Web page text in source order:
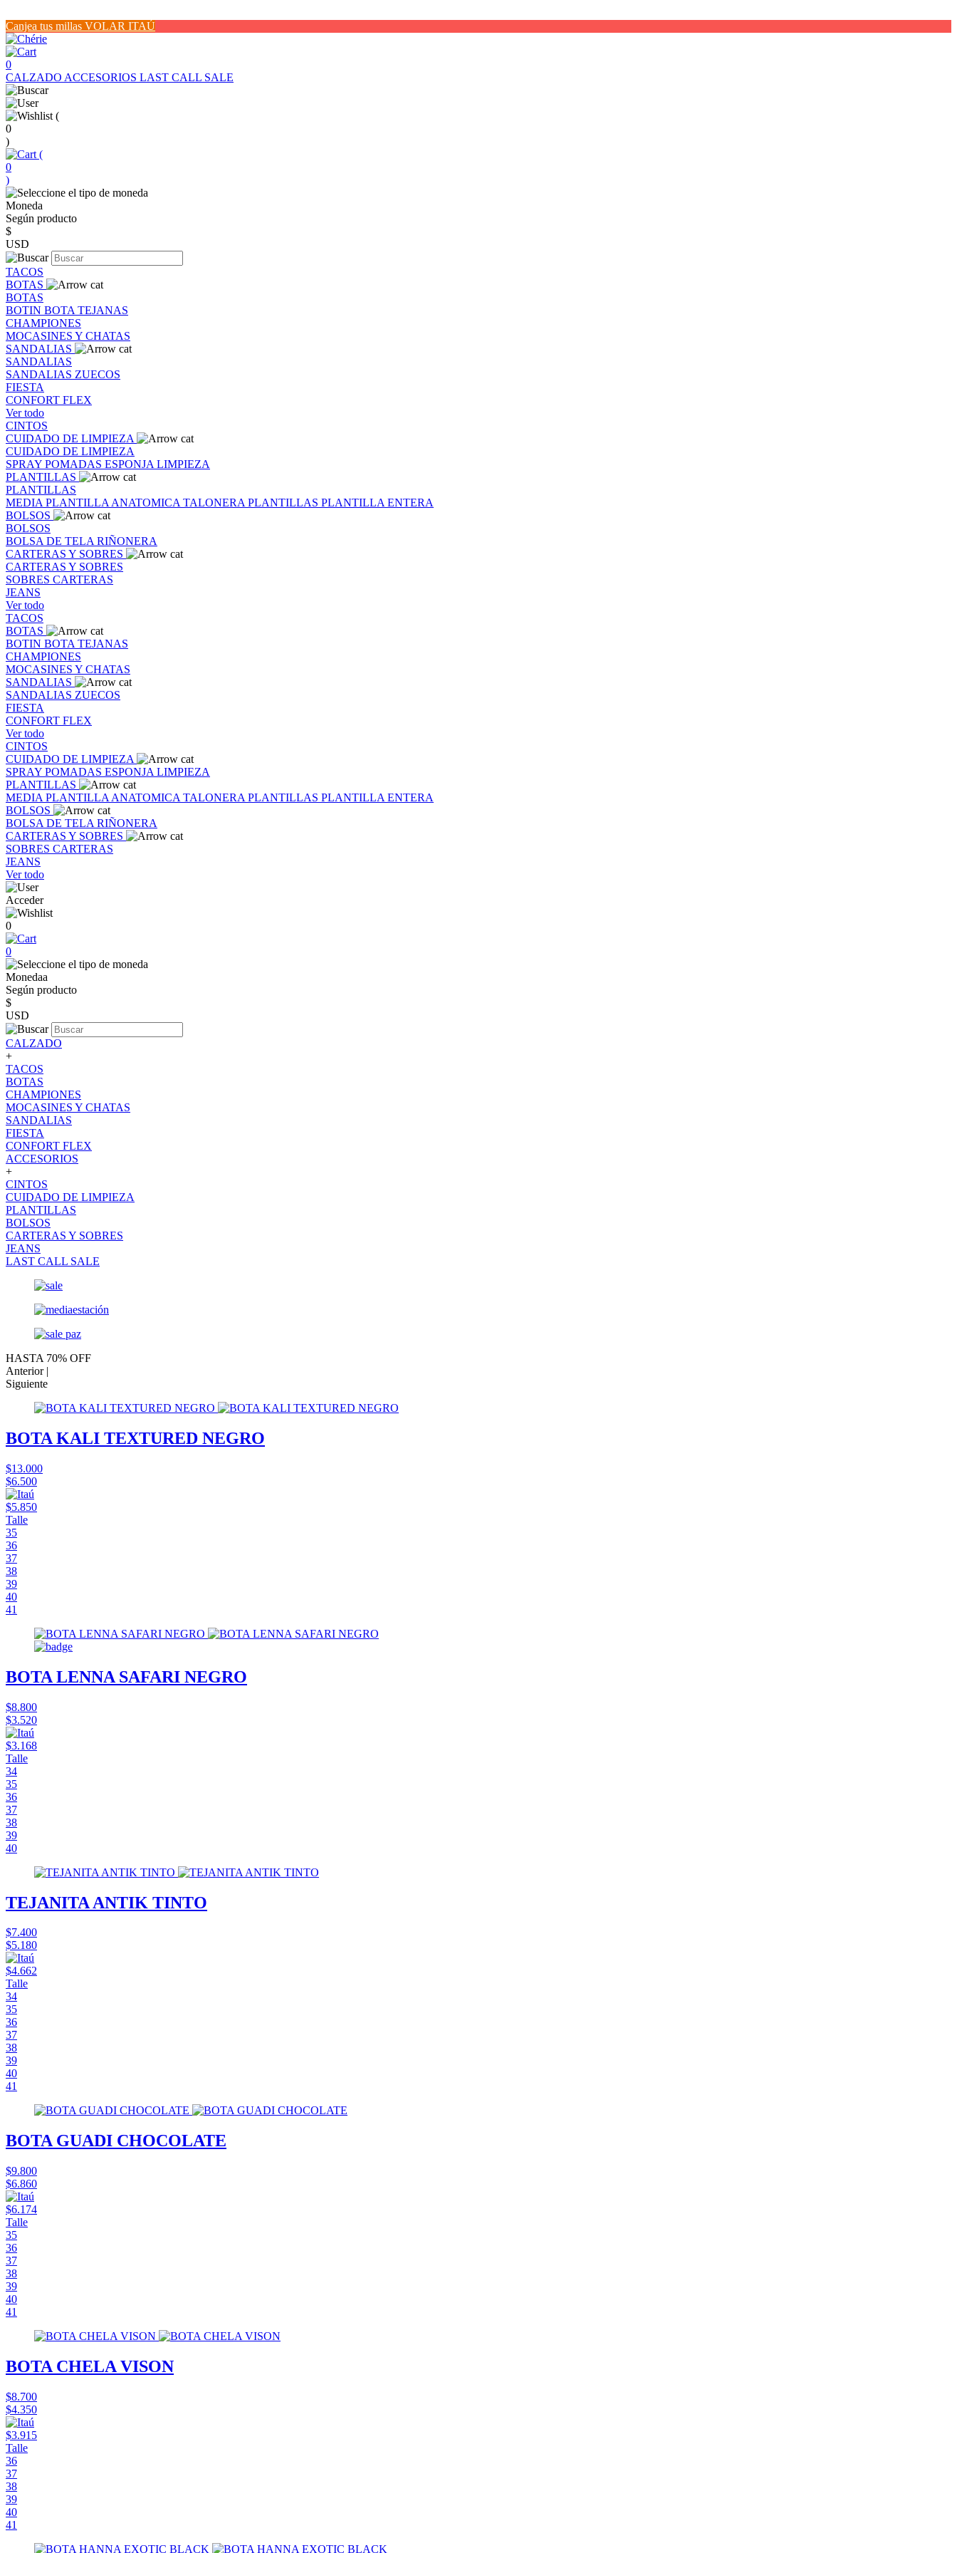
Canjea tus millas VOLAR ITAÚ
0
CALZADO ACCESORIOS LAST CALL SALE
(
0
)
(
0
)
Moneda
Según producto
$
USD
TACOS
BOTAS
BOTAS
BOTIN BOTA TEJANAS
CHAMPIONES
MOCASINES Y CHATAS
SANDALIAS
SANDALIAS
SANDALIAS ZUECOS
FIESTA
CONFORT FLEX
Ver todo
CINTOS
CUIDADO DE LIMPIEZA
CUIDADO DE LIMPIEZA
SPRAY POMADAS ESPONJA LIMPIEZA
PLANTILLAS
PLANTILLAS
MEDIA PLANTILLA ANATOMICA TALONERA PLANTILLAS PLANTILLA ENTERA
BOLSOS
BOLSOS
BOLSA DE TELA RIÑONERA
CARTERAS Y SOBRES
CARTERAS Y SOBRES
SOBRES CARTERAS
JEANS
Ver todo
TACOS
BOTAS
BOTIN BOTA TEJANAS
CHAMPIONES
MOCASINES Y CHATAS
SANDALIAS
SANDALIAS ZUECOS
FIESTA
CONFORT FLEX
Ver todo
CINTOS
CUIDADO DE LIMPIEZA
SPRAY POMADAS ESPONJA LIMPIEZA
PLANTILLAS
MEDIA PLANTILLA ANATOMICA TALONERA PLANTILLAS PLANTILLA ENTERA
BOLSOS
BOLSA DE TELA RIÑONERA
CARTERAS Y SOBRES
SOBRES CARTERAS
JEANS
Ver todo
Acceder
0
0
Monedaa
Según producto
$
USD
CALZADO
+
TACOS
BOTAS
CHAMPIONES
MOCASINES Y CHATAS
SANDALIAS
FIESTA
CONFORT FLEX
ACCESORIOS
+
CINTOS
CUIDADO DE LIMPIEZA
PLANTILLAS
BOLSOS
CARTERAS Y SOBRES
JEANS
LAST CALL SALE
HASTA 70% OFF
Anterior |
Siguiente
BOTA KALI TEXTURED NEGRO
$13.000
$6.500
$5.850
Talle
35
36
37
38
39
40
41
BOTA LENNA SAFARI NEGRO
$8.800
$3.520
$3.168
Talle
34
35
36
37
38
39
40
TEJANITA ANTIK TINTO
$7.400
$5.180
$4.662
Talle
34
35
36
37
38
39
40
41
BOTA GUADI CHOCOLATE
$9.800
$6.860
$6.174
Talle
35
36
37
38
39
40
41
BOTA CHELA VISON
$8.700
$4.350
$3.915
Talle
36
37
38
39
40
41